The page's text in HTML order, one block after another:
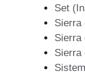
Set
Sierra
Sierra
Sierra